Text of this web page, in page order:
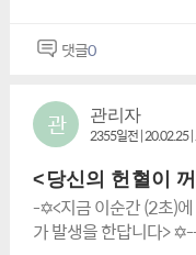
을 세워서몸을 아끼지
찌 <기적(奇跡)>과<행
래 대 성공과 훗날 기적
보장을 받으시길~!!! -
0404번>✡- 대단히 감
위대한 민족의 소중한
랑 세계연대> [위대한
족운동가 명예총재 : 명
댓글0
관 관리자
2355일전 | 20.02.25
-✡<지금 이순간 (2초)
가 발생을 한답니다>